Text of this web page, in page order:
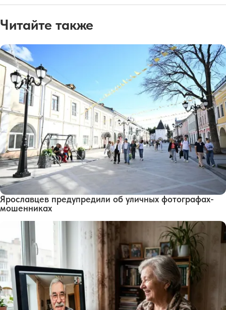
Читайте также
Ярославцев предупредили об уличных фотографах-
мошенниках